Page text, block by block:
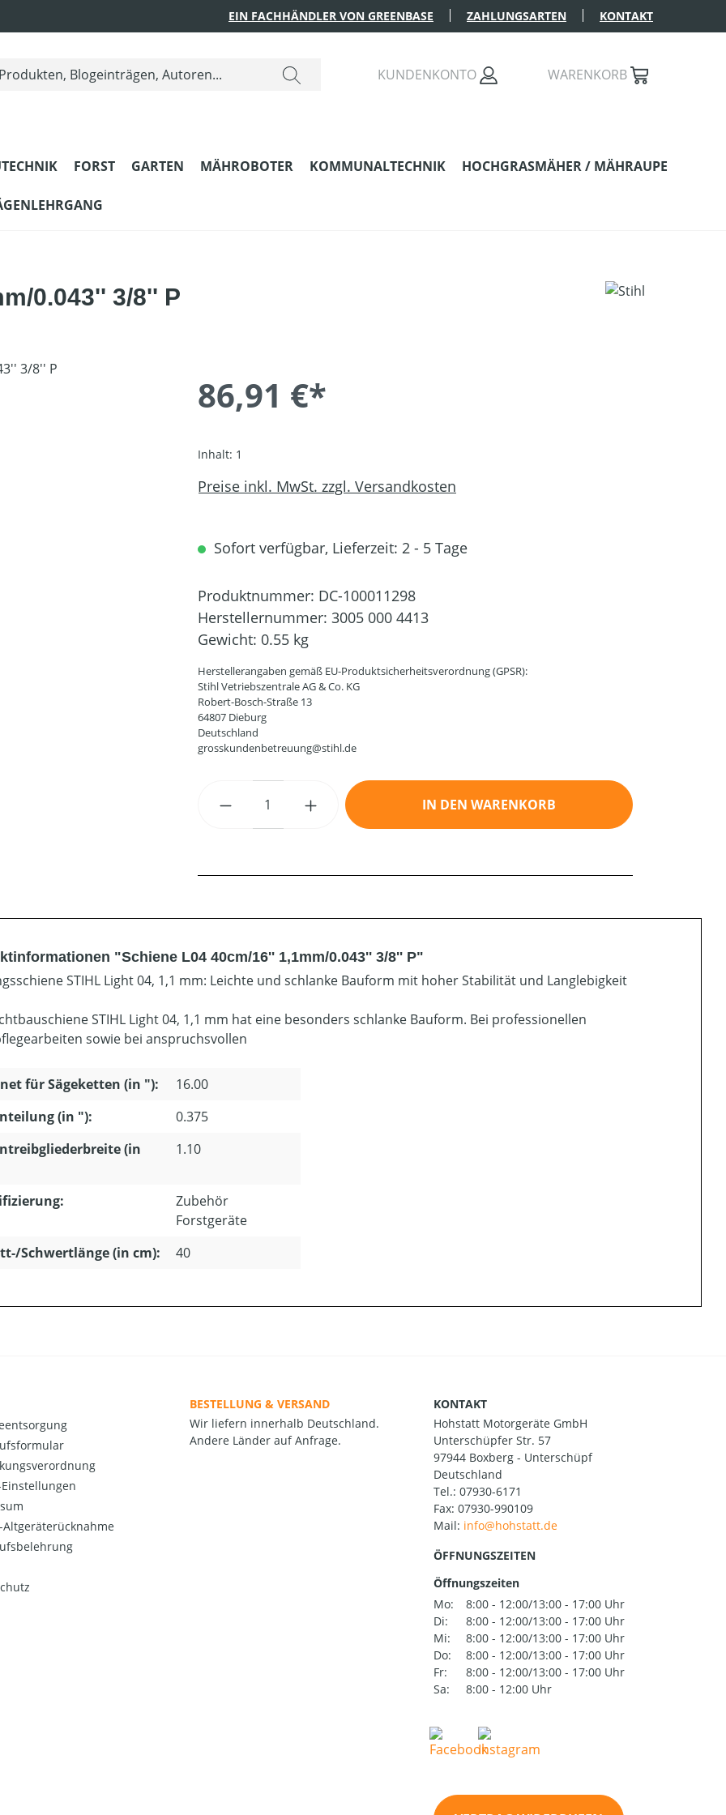
EIN FACHHÄNDLER VON GREENBASE ZAHLUNGSARTEN KONTAKT
KUNDENKONTO WARENKORB
FORST GARTEN MÄHROBOTER KOMMUNALTECHNIK HOCHGRASMÄHER / MÄHRAUPE
0.043'' 3/8'' P
86,91 €*
Inhalt: 1
Preise inkl. MwSt. zzgl. Versandkosten
Sofort verfügbar, Lieferzeit: 2 - 5 Tage
Produktnummer: DC-100011298
Herstellernummer: 3005 000 4413
Gewicht: 0.55 kg
Herstellerangaben gemäß EU-Produktsicherheitsverordnung (GPSR):
Stihl Vetriebszentrale AG & Co. KG
Robert-Bosch-Straße 13
64807 Dieburg
Deutschland
grosskundenbetreuung@stihl.de
Produkt Anzahl: Gib den gewünschten Wert ein oder
IN DEN WARENKORB
"Schiene L04 40cm/16'' 1,1mm/0.043'' 3/8'' P"
STIHL Light 04, 1,1 mm: Leichte und schlanke Bauform mit hoher Stabilität und Langlebigkeit
STIHL Light 04, 1,1 mm hat eine besonders schlanke Bauform. Bei professionellen
sowie bei anspruchsvollen
für Sägeketten (in "):
16.00
(in "):
0.375
(in
1.10
Zubehör
Forstgeräte
Schwertlänge (in cm):
40
Einstellungen
Altgeräterücknahme
BESTELLUNG & VERSAND
Wir liefern innerhalb Deutschland.
Andere Länder auf Anfrage.
KONTAKT
Hohstatt Motorgeräte GmbH
Unterschüpfer Str. 57
97944 Boxberg - Unterschüpf
Deutschland
Tel.: 07930-6171
Fax: 07930-990109
Mail:
ÖFFNUNGSZEITEN
Öffnungszeiten
Mo:
8:00 - 12:00/13:00 - 17:00 Uhr
Di:
8:00 - 12:00/13:00 - 17:00 Uhr
Mi:
8:00 - 12:00/13:00 - 17:00 Uhr
Do:
8:00 - 12:00/13:00 - 17:00 Uhr
Fr:
8:00 - 12:00/13:00 - 17:00 Uhr
Sa:
8:00 - 12:00 Uhr